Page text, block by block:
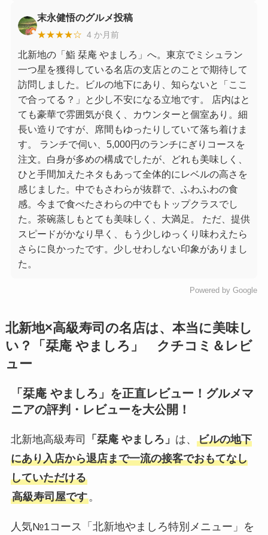
末永健悟のグルメ投稿
★★★★☆ 4 か月前
北新地の「鮨 栞庵 やましろ」へ。東京でミシュラン
一つ星を獲得している名店の支店とのことで期待して
訪問しました。ビルの地下にあり、知らないと「ここ
で合ってる？」と少し不安になる立地です。 店内はと
ても豪華で雰囲気が良く、カウンターと個室あり。細
長い造りですが、席間もゆったりしていて落ち着けま
す。 ランチで伺い、5,000円のランチにぎりコースを
注文。白身が多めの構成でしたが、どれも美味しく、
ひと手間加えたネタもあって全体的にレベルの高さを
感じました。中でもさわらが抜群で、ふわふわの食
感。今まで食べたさわらの中でもトップクラスでし
た。茶碗蒸しもとても美味しく、大満足。 ただ、提供
スピードがかなり早く、もう少しゆっくり味わえたら
さらに良かったです。少しせわしない印象がありまし
た。
Powered by Google
北新地×高級寿司の名店は、本当に美味し
い？「 栞庵 やましろ 」 クチコミ＆レビ
ュー
「 栞庵 やましろ 」を正直レビュー！グルメマ
ニアの評判・レビューを大公開！
北新地高級寿司 「栞庵 やましろ」 は、 ビルの地下
にあり入店から退店まで一流の接客でおもてなし
していただける
高級寿司屋です。
人気№1コース「北新地やましろ特別メニュー」を